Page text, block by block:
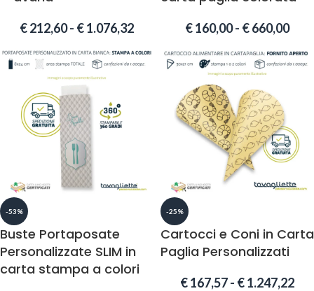
€212,60- €1.076,32 €160,00- €660,00
-53%
Buste Portaposate
Personalizzate SLIM in
carta stampa a colori
-25%
Cartocci e Coni in Carta
Paglia Personalizzati
€167,57- €1.247,22